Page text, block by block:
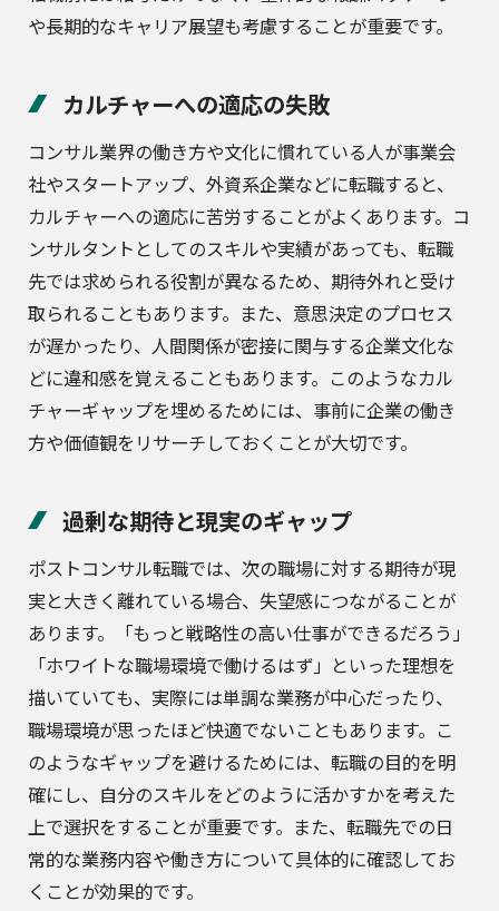
や長期的なキャリア展望も考慮することが重要です。
カルチャーへの適応の失敗
コンサル業界の働き方や文化に慣れている人が事業会
社やスタートアップ、外資系企業などに転職すると、
カルチャーへの適応に苦労することがよくあります。コ
ンサルタントとしてのスキルや実績があっても、転職
先では求められる役割が異なるため、期待外れと受け
取られることもあります。また、意思決定のプロセス
が遅かったり、人間関係が密接に関与する企業文化な
どに違和感を覚えることもあります。このようなカル
チャーギャップを埋めるためには、事前に企業の働き
方や価値観をリサーチしておくことが大切です。
過剰な期待と現実のギャップ
ポストコンサル転職では、次の職場に対する期待が現
実と大きく離れている場合、失望感につながることが
あります。「もっと戦略性の高い仕事ができるだろう」
「ホワイトな職場環境で働けるはず」といった理想を
描いていても、実際には単調な業務が中心だったり、
職場環境が思ったほど快適でないこともあります。こ
のようなギャップを避けるためには、転職の目的を明
確にし、自分のスキルをどのように活かすかを考えた
上で選択をすることが重要です。また、転職先での日
常的な業務内容や働き方について具体的に確認してお
くことが効果的です。